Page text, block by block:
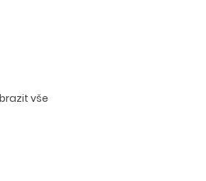
vše